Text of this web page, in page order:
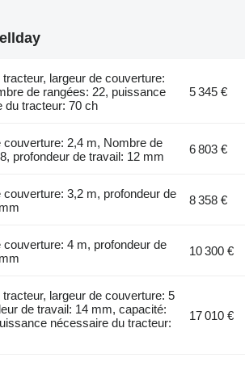
tracteur, largeur de couverture:
de rangées: 22, puissance
du tracteur: 70 ch
5 345 €
couverture: 2,4 m, Nombre de
profondeur de travail: 12 mm
6 803 €
couverture: 3,2 m, profondeur de
8 358 €
couverture: 4 m, profondeur de
10 300 €
tracteur, largeur de couverture: 5
de travail: 14 mm, capacité:
nécessaire du tracteur:
17 010 €